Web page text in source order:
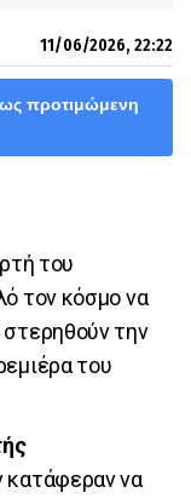
11/06/2026, 22:22
προτιμώμενη
του
τον κόσμο να
την
του
κατάφεραν να